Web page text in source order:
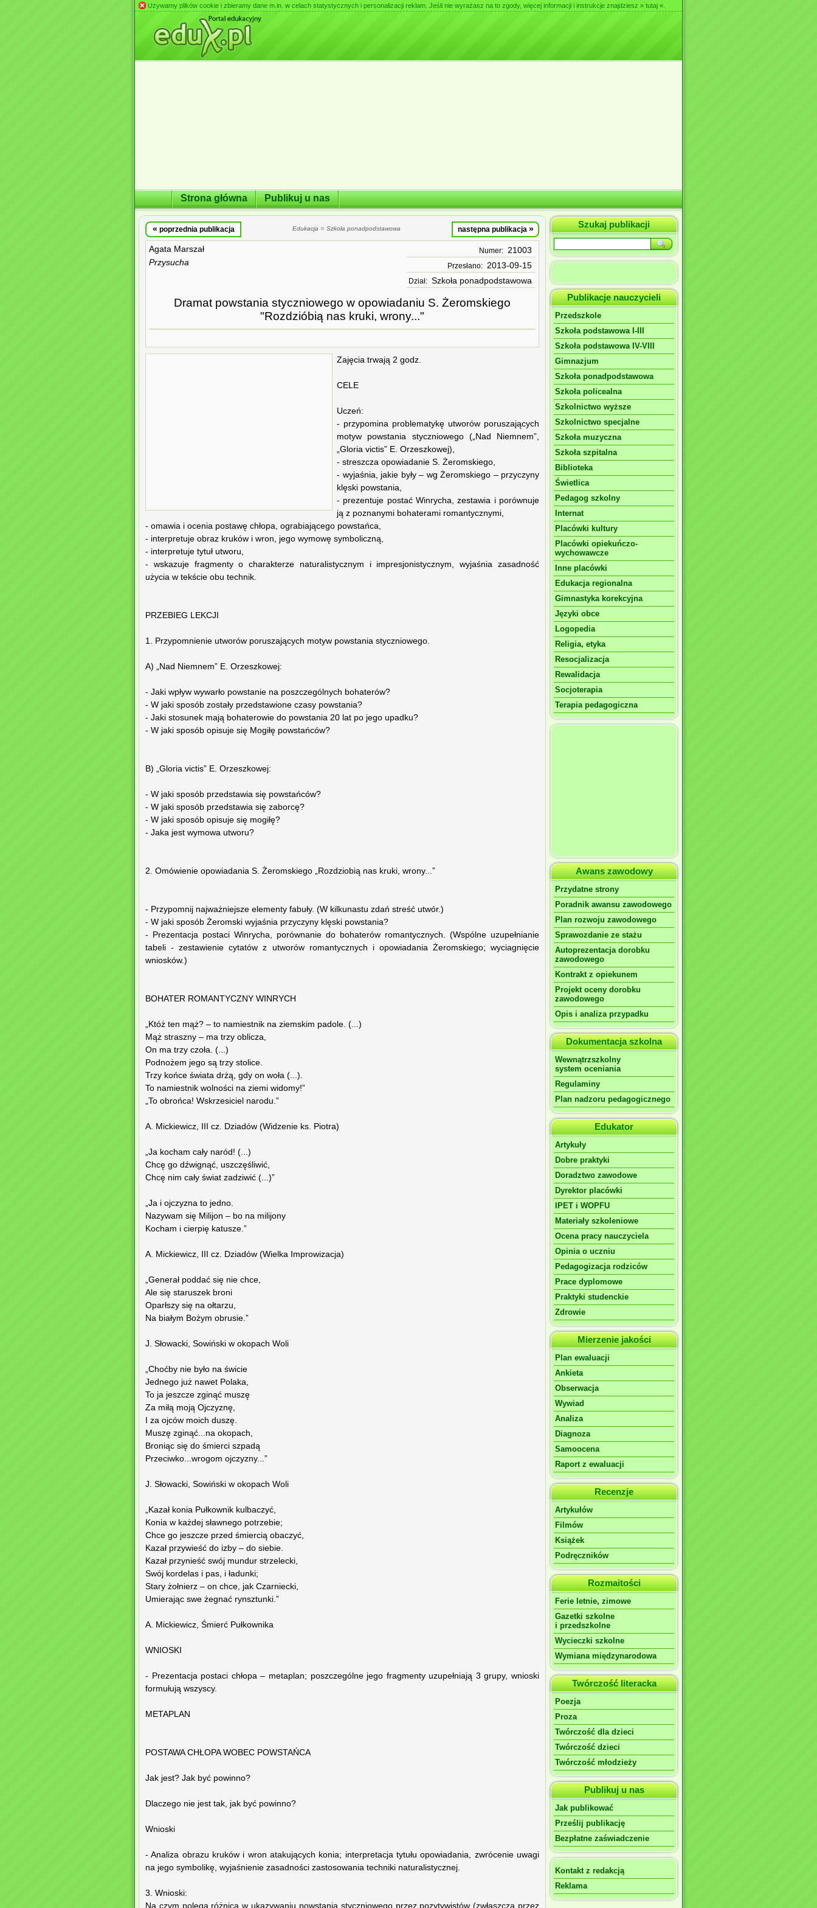
Używamy plików cookie i zbieramy dane m.in. w celach statystycznych i personalizacji reklam. Jeśli nie wyrażasz na to zgody, więcej informacji i instrukcje znajdziesz » tutaj «
Strona główna Publikuj u nas
« poprzednia publikacja Edukacja » Szkoła ponadpodstawowa następna publikacja »
Agata Marszał
Przysucha
Numer: 21003
Przesłano: 2013-09-15
Dział: Szkoła ponadpodstawowa
Dramat powstania styczniowego w opowiadaniu S. Żeromskiego
"Rozdzióbią nas kruki, wrony..."
Zajęcia trwają 2 godz.
CELE
Uczeń:
- przypomina problematykę utworów poruszających
motyw powstania styczniowego („Nad Niemnem”,
„Gloria victis” E. Orzeszkowej),
- streszcza opowiadanie S. Żeromskiego,
- wyjaśnia, jakie były – wg Żeromskiego – przyczyny
klęski powstania,
- prezentuje postać Winrycha, zestawia i porównuje
ją z poznanymi bohaterami romantycznymi,
- omawia i ocenia postawę chłopa, ograbiającego powstańca,
- interpretuje obraz kruków i wron, jego wymowę symboliczną,
- interpretuje tytuł utworu,
- wskazuje fragmenty o charakterze naturalistycznym i impresjonistycznym, wyjaśnia zasadność
użycia w tekście obu technik.
PRZEBIEG LEKCJI
1. Przypomnienie utworów poruszających motyw powstania styczniowego.
A) „Nad Niemnem” E. Orzeszkowej:
- Jaki wpływ wywarło powstanie na poszczególnych bohaterów?
- W jaki sposób zostały przedstawione czasy powstania?
- Jaki stosunek mają bohaterowie do powstania 20 lat po jego upadku?
- W jaki sposób opisuje się Mogiłę powstańców?
B) „Gloria victis” E. Orzeszkowej:
- W jaki sposób przedstawia się powstańców?
- W jaki sposób przedstawia się zaborcę?
- W jaki sposób opisuje się mogiłę?
- Jaka jest wymowa utworu?
2. Omówienie opowiadania S. Żeromskiego „Rozdziobią nas kruki, wrony...”
- Przypomnij najważniejsze elementy fabuły. (W kilkunastu zdań streść utwór.)
- W jaki sposób Żeromski wyjaśnia przyczyny klęski powstania?
- Prezentacja postaci Winrycha, porównanie do bohaterów romantycznych. (Wspólne uzupełnianie
tabeli - zestawienie cytatów z utworów romantycznych i opowiadania Żeromskiego; wyciagnięcie
wniosków.)
BOHATER ROMANTYCZNY WINRYCH
„Któż ten mąż? – to namiestnik na ziemskim padole. (...)
Mąż straszny – ma trzy oblicza,
On ma trzy czoła. (...)
Podnożem jego są trzy stolice.
Trzy końce świata drżą, gdy on woła (...).
To namiestnik wolności na ziemi widomy!”
„To obrońca! Wskrzesiciel narodu.”
A. Mickiewicz, III cz. Dziadów (Widzenie ks. Piotra)
„Ja kocham cały naród! (...)
Chcę go dźwignąć, uszczęśliwić,
Chcę nim cały świat zadziwić (...)”
„Ja i ojczyzna to jedno.
Nazywam się Milijon – bo na milijony
Kocham i cierpię katusze.”
A. Mickiewicz, III cz. Dziadów (Wielka Improwizacja)
„Generał poddać się nie chce,
Ale się staruszek broni
Oparłszy się na ołtarzu,
Na białym Bożym obrusie.”
J. Słowacki, Sowiński w okopach Woli
„Choćby nie było na świcie
Jednego już nawet Polaka,
To ja jeszcze zginąć muszę
Za miłą moją Ojczyznę,
I za ojców moich duszę.
Muszę zginąć...na okopach,
Broniąc się do śmierci szpadą
Przeciwko...wrogom ojczyzny...”
J. Słowacki, Sowiński w okopach Woli
„Kazał konia Pułkownik kulbaczyć,
Konia w każdej sławnego potrzebie;
Chce go jeszcze przed śmiercią obaczyć,
Kazał przywieść do izby – do siebie.
Kazał przynieść swój mundur strzelecki,
Swój kordelas i pas, i ładunki;
Stary żołnierz – on chce, jak Czarniecki,
Umierając swe żegnać rynsztunki.”
A. Mickiewicz, Śmierć Pułkownika
WNIOSKI
- Prezentacja postaci chłopa – metaplan; poszczególne jego fragmenty uzupełniają 3 grupy, wnioski
formułują wszyscy.
METAPLAN
POSTAWA CHŁOPA WOBEC POWSTAŃCA
Jak jest? Jak być powinno?
Dlaczego nie jest tak, jak być powinno?
Wnioski
- Analiza obrazu kruków i wron atakujących konia; interpretacja tytułu opowiadania, zwrócenie uwagi
na jego symbolikę, wyjaśnienie zasadności zastosowania techniki naturalistycznej.
3. Wnioski:
Na czym polega różnica w ukazywaniu powstania styczniowego przez pozytywistów (zwłaszcza przez
Szukaj publikacji
Publikacje nauczycieli
Przedszkole
Szkoła podstawowa I-III
Szkoła podstawowa IV-VIII
Gimnazjum
Szkoła ponadpodstawowa
Szkoła policealna
Szkolnictwo wyższe
Szkolnictwo specjalne
Szkoła muzyczna
Szkoła szpitalna
Biblioteka
Świetlica
Pedagog szkolny
Internat
Placówki kultury
Placówki opiekuńczo-
wychowawcze
Inne placówki
Edukacja regionalna
Gimnastyka korekcyjna
Języki obce
Logopedia
Religia, etyka
Resocjalizacja
Rewalidacja
Socjoterapia
Terapia pedagogiczna
Awans zawodowy
Przydatne strony
Poradnik awansu zawodowego
Plan rozwoju zawodowego
Sprawozdanie ze stażu
Autoprezentacja dorobku
zawodowego
Kontrakt z opiekunem
Projekt oceny dorobku
zawodowego
Opis i analiza przypadku
Dokumentacja szkolna
Wewnątrzszkolny
system oceniania
Regulaminy
Plan nadzoru pedagogicznego
Edukator
Artykuły
Dobre praktyki
Doradztwo zawodowe
Dyrektor placówki
IPET i WOPFU
Materiały szkoleniowe
Ocena pracy nauczyciela
Opinia o uczniu
Pedagogizacja rodziców
Prace dyplomowe
Praktyki studenckie
Zdrowie
Mierzenie jakości
Plan ewaluacji
Ankieta
Obserwacja
Wywiad
Analiza
Diagnoza
Samoocena
Raport z ewaluacji
Recenzje
Artykułów
Filmów
Książek
Podręczników
Rozmaitości
Ferie letnie, zimowe
Gazetki szkolne
i przedszkolne
Wycieczki szkolne
Wymiana międzynarodowa
Twórczość literacka
Poezja
Proza
Twórczość dla dzieci
Twórczość dzieci
Twórczość młodzieży
Publikuj u nas
Jak publikować
Prześlij publikację
Bezpłatne zaświadczenie
Kontakt z redakcją
Reklama